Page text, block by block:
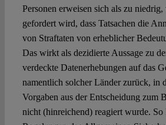
Personen erweisen sich als zu
gefordert wird, dass Tatsachen die
von Straftaten von erheblicher
Das wirkt als dezidierte Aussage zu
verdeckte Datenerhebungen auf das
namentlich solcher Länder zurück, in
Vorgaben aus der Entscheidung zum
nicht (hinreichend) reagiert wurde. So